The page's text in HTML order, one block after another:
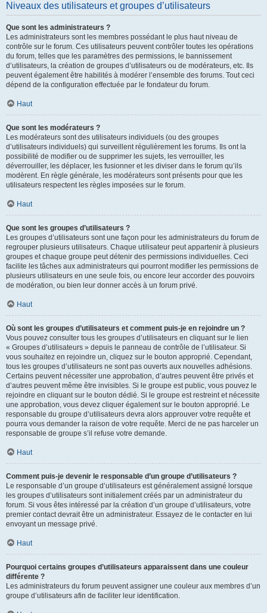
Niveaux des utilisateurs et groupes d’utilisateurs
Que sont les administrateurs ?
Les administrateurs sont les membres possédant le plus haut niveau de
contrôle sur le forum. Ces utilisateurs peuvent contrôler toutes les opérations
du forum, telles que les paramètres des permissions, le bannissement
d’utilisateurs, la création de groupes d’utilisateurs ou de modérateurs, etc. Ils
peuvent également être habilités à modérer l’ensemble des forums. Tout ceci
dépend de la configuration effectuée par le fondateur du forum.
Haut
Que sont les modérateurs ?
Les modérateurs sont des utilisateurs individuels (ou des groupes
d’utilisateurs individuels) qui surveillent régulièrement les forums. Ils ont la
possibilité de modifier ou de supprimer les sujets, les verrouiller, les
déverrouiller, les déplacer, les fusionner et les diviser dans le forum qu’ils
modèrent. En règle générale, les modérateurs sont présents pour que les
utilisateurs respectent les règles imposées sur le forum.
Haut
Que sont les groupes d’utilisateurs ?
Les groupes d’utilisateurs sont une façon pour les administrateurs du forum de
regrouper plusieurs utilisateurs. Chaque utilisateur peut appartenir à plusieurs
groupes et chaque groupe peut détenir des permissions individuelles. Ceci
facilite les tâches aux administrateurs qui pourront modifier les permissions de
plusieurs utilisateurs en une seule fois, ou encore leur accorder des pouvoirs
de modération, ou bien leur donner accès à un forum privé.
Haut
Où sont les groupes d’utilisateurs et comment puis-je en rejoindre un ?
Vous pouvez consulter tous les groupes d’utilisateurs en cliquant sur le lien
« Groupes d’utilisateurs » depuis le panneau de contrôle de l’utilisateur. Si
vous souhaitez en rejoindre un, cliquez sur le bouton approprié. Cependant,
tous les groupes d’utilisateurs ne sont pas ouverts aux nouvelles adhésions.
Certains peuvent nécessiter une approbation, d’autres peuvent être privés et
d’autres peuvent même être invisibles. Si le groupe est public, vous pouvez le
rejoindre en cliquant sur le bouton dédié. Si le groupe est restreint et nécessite
une approbation, vous devez cliquer également sur le bouton approprié. Le
responsable du groupe d’utilisateurs devra alors approuver votre requête et
pourra vous demander la raison de votre requête. Merci de ne pas harceler un
responsable de groupe s’il refuse votre demande.
Haut
Comment puis-je devenir le responsable d’un groupe d’utilisateurs ?
Le responsable d’un groupe d’utilisateurs est généralement assigné lorsque
les groupes d’utilisateurs sont initialement créés par un administrateur du
forum. Si vous êtes intéressé par la création d’un groupe d’utilisateurs, votre
premier contact devrait être un administrateur. Essayez de le contacter en lui
envoyant un message privé.
Haut
Pourquoi certains groupes d’utilisateurs apparaissent dans une couleur
différente ?
Les administrateurs du forum peuvent assigner une couleur aux membres d’un
groupe d’utilisateurs afin de faciliter leur identification.